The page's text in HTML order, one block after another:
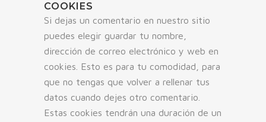
COOKIES
Si dejas un comentario en nuestro sitio
puedes elegir guardar tu nombre,
dirección de correo electrónico y web en
cookies. Esto es para tu comodidad, para
que no tengas que volver a rellenar tus
datos cuando dejes otro comentario.
Estas cookies tendrán una duración de un